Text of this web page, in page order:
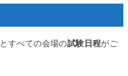
とすべての会場の試験日程がご